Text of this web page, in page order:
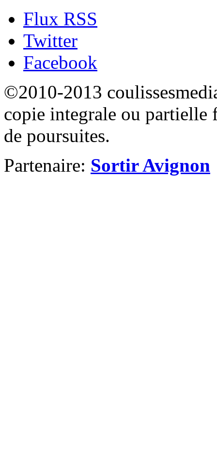
Flux RSS
Twitter
Facebook
©2010-2013
copie integrale ou partielle
de poursuites.
Partenaire: Sortir Avignon